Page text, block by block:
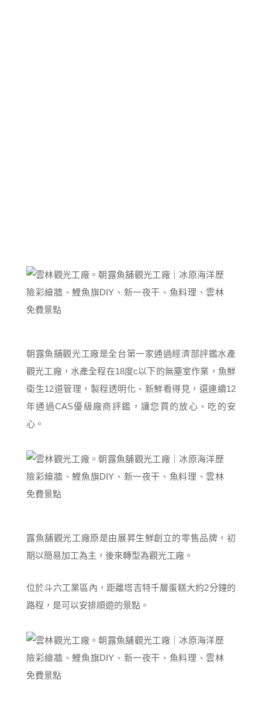
朝露魚舖觀光工廠是全台第一家通過經濟部評鑑水產
觀光工廠，水產全程在18度c以下的無塵室作業，魚鮮
衛生12道管理，製程透明化、新鮮看得見，還連續12
年通過CAS優級廠商評鑑，讓您買的放心、吃的安
心。
露魚舖觀光工廠原是由展昇生鮮創立的零售品牌，初
期以簡易加工為主，後來轉型為觀光工廠。
位於斗六工業區內，距離塔吉特千層蛋糕大約2分鐘的
路程，是可以安排順遊的景點。